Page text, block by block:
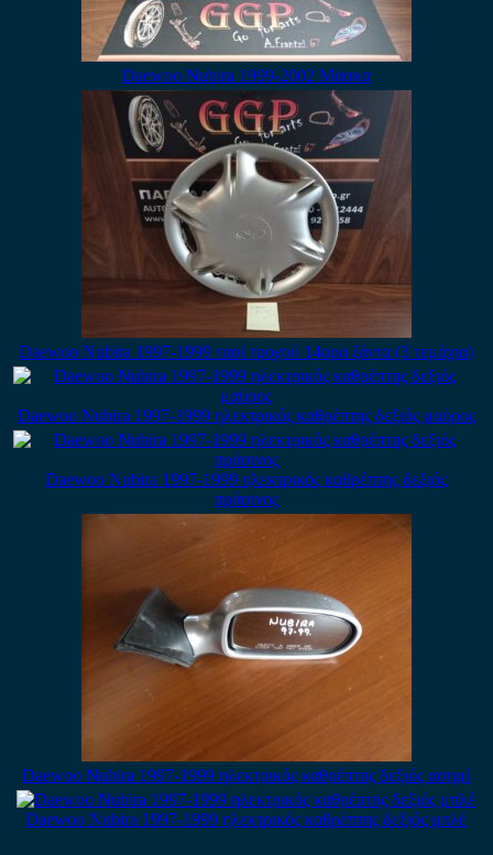
Daewoo Nubira 1999-2002 Μάσκα
Daewoo Nubira 1997-1999 τασί τροχού 14αρα ζάντα (3 τεμάχια)
Daewoo Nubira 1997-1999 ηλεκτρικός καθρέπτης δεξιός μαύρος
Daewoo Nubira 1997-1999 ηλεκτρικός καθρέπτης δεξιός
πράσινος
Daewoo Nubira 1997-1999 ηλεκτρικός καθρέπτης δεξιός ασημί
Daewoo Nubira 1997-1999 ηλεκτρικός καθρέπτης δεξιός μπλέ